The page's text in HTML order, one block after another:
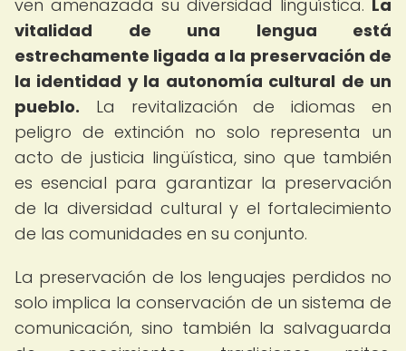
ven amenazada su diversidad lingüística. La
vitalidad de una lengua está
estrechamente ligada a la preservación de
la identidad y la autonomía cultural de un
pueblo. La revitalización de idiomas en
peligro de extinción no solo representa un
acto de justicia lingüística, sino que también
es esencial para garantizar la preservación
de la diversidad cultural y el fortalecimiento
de las comunidades en su conjunto.
La preservación de los lenguajes perdidos no
solo implica la conservación de un sistema de
comunicación, sino también la salvaguarda